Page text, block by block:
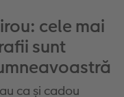
cele mai
sunt
ca și cadou